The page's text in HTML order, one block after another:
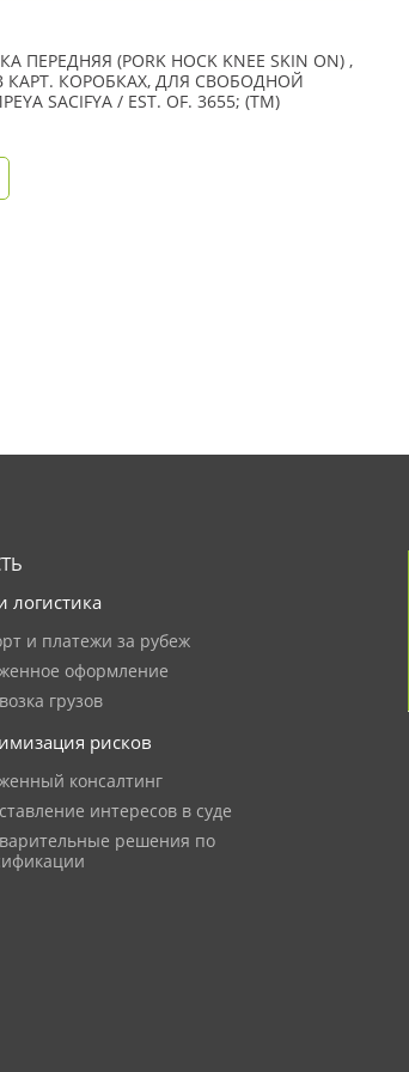
(PORK HOCK KNEE SKIN ON) ,
КАРТ. КОРОБКАХ, ДЛЯ СВОБОДНОЙ
SACIFYA / EST. OF. 3655; (TM)
логистика
и платежи за рубеж
оформление
грузов
рисков
консалтинг
интересов в суде
решения по